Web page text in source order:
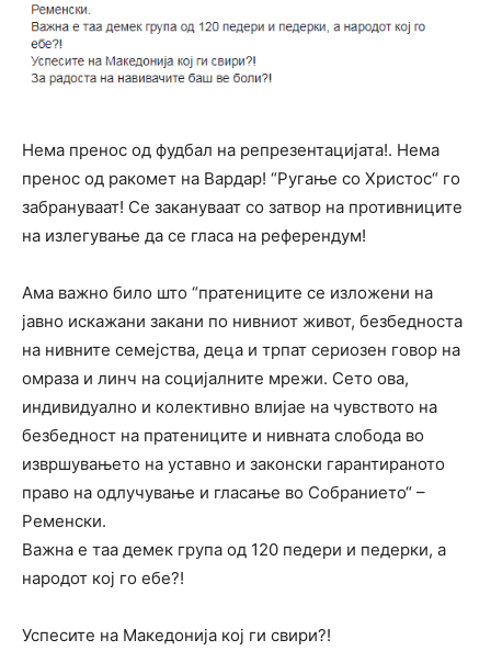
Нема пренос од фудбал на репрезентацијата!. Нема
пренос од ракомет на Вардар! “Ругање со Христос“ го
забрануваат! Се закануваат со затвор на противниците
на излегување да се гласа на референдум!
Ама важно било што “пратениците се изложени на
јавно искажани закани по нивниот живот, безбедноста
на нивните семејства, деца и трпат сериозен говор на
омраза и линч на социјалните мрежи. Сето ова,
индивидуално и колективно влијае на чувството на
безбедност на пратениците и нивната слобода во
извршувањето на уставно и законски гарантираното
право на одлучување и гласање во Собранието“ –
Ременски.
Важна е таа демек група од 120 педери и педерки, а
народот кој го ебе?!
Успесите на Македонија кој ги свири?!